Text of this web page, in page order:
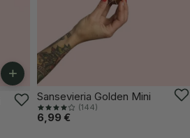
+
VUELVE PRONTO
Sansevieria Golden Mini
(144)
6,99 €